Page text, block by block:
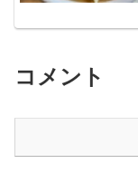
コメント